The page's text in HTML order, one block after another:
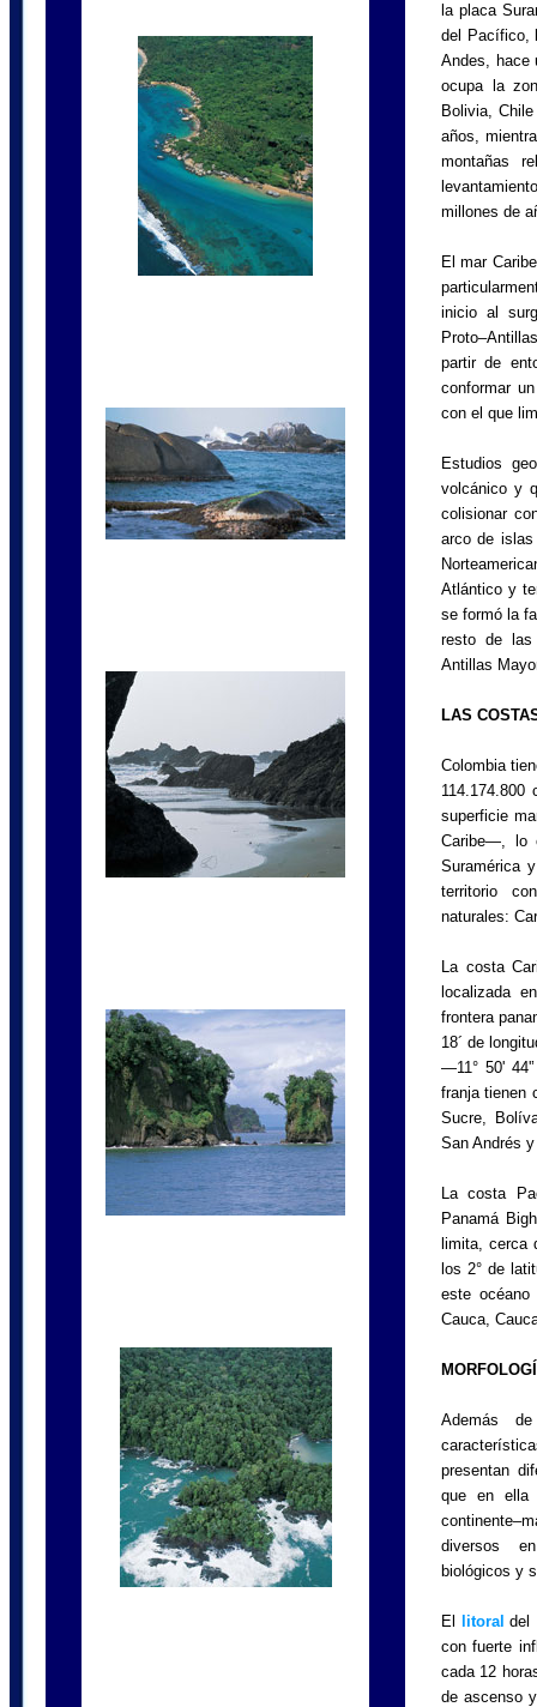
la placa
del Pacífico,
Andes, hace
ocupa la
Bolivia,
años,
montañas
millones de
El mar
inicio al
partir de
conformar
con el que
Estudios
volcánico y
colisionar
arco de islas
Atlántico y
se formó la
resto de
Antillas
LAS
Colombia
superficie
Caribe—, lo
Suramérica
territorio
naturales:
La costa
localizada
frontera
18´ de
—11° 50'
franja tienen
Sucre,
San Andrés
La costa
Panamá
limita, cerca
los 2° de
este
Cauca,
Además
presentan
que en ella
diversos
biológicos y
El litoral del
con fuerte
cada 12
de ascenso